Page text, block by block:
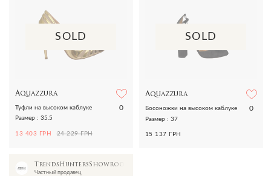
SOLD
Aquazzura
0
Туфли на высоком каблуке
Размер : 35.5
13 403 ГРН 24 229 ГРН
SOLD
Aquazzura
0
Босоножки на высоком каблуке
Размер : 37
15 137 ГРН
TrendsHuntersShowroom
Частный продавец